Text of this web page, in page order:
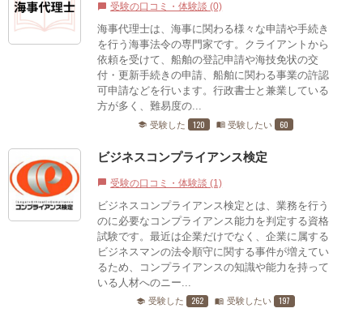
chat_bubble 受験の口コミ・体験談 (0)
海事代理士は、海事に関わる様々な申請や手続き
を行う海事法令の専門家です。クライアントから
依頼を受けて、船舶の登記申請や海技免状の交
付・更新手続きの申請、船舶に関わる事業の許認
可申請などを行います。行政書士と兼業している
方が多く、難易度の...
school 受験した 120 menu_book 受験したい 60
ビジネスコンプライアンス検定
chat_bubble 受験の口コミ・体験談 (1)
ビジネスコンプライアンス検定とは、業務を行う
のに必要なコンプライアンス能力を判定する資格
試験です。最近は企業だけでなく、企業に属する
ビジネスマンの法令順守に関する事件が増えてい
るため、コンプライアンスの知識や能力を持って
いる人材へのニー...
school 受験した 262 menu_book 受験したい 197